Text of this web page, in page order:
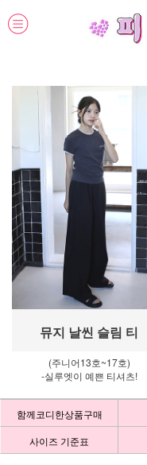
뮤지 날씬 슬림 티
(주니어13호~17호)
-실루엣이 예쁜 티셔츠!
함께코디한상품구매
사이즈 기준표